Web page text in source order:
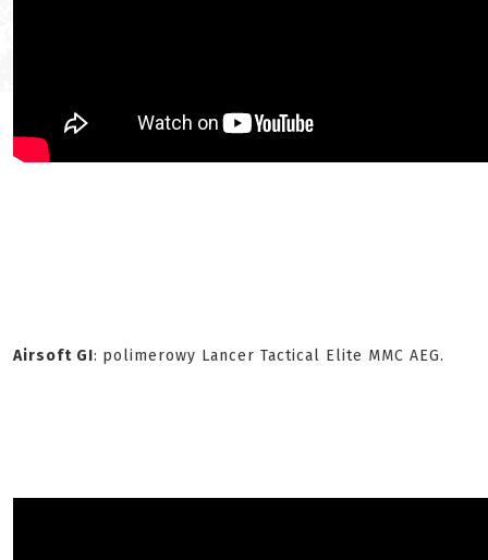
Airsoft GI: polimerowy Lancer Tactical Elite MMC AEG.